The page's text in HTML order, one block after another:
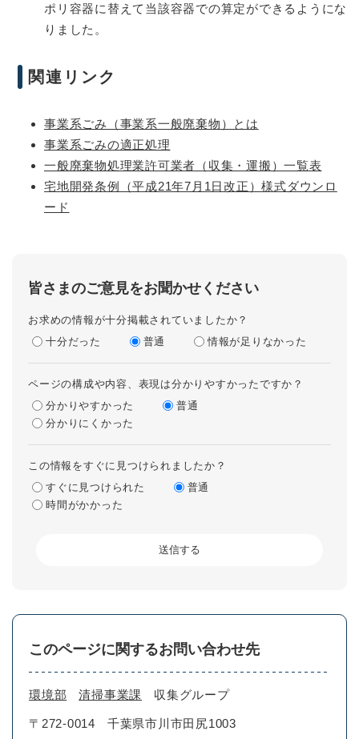
ポリ容器に替えて当該容器での算定ができるようにな
りました。
関連リンク
事業系ごみ（事業系一般廃棄物）とは
事業系ごみの適正処理
一般廃棄物処理業許可業者（収集・運搬）一覧表
宅地開発条例（平成21年7月1日改正）様式ダウンロ
ード
皆さまのご意見をお聞かせください
お求めの情報が十分掲載されていましたか？
十分だった
普通 情報が足りなかった
ページの構成や内容、表現は分かりやすかったですか？
分かりやすかった
普通
分かりにくかった
この情報をすぐに見つけられましたか？
すぐに見つけられた
普通
時間がかかった
このページに関するお問い合わせ先
環境部 清掃事業課 収集グループ
〒272-0014
千葉県市川市田尻1003